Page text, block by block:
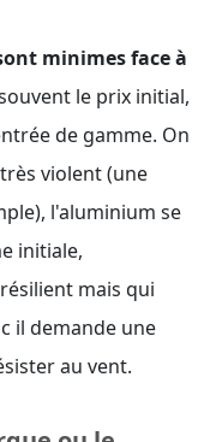
minimes face à
le prix initial,
de gamme. On
violent (une
l'aluminium se
initiale,
mais qui
il demande une
au vent.